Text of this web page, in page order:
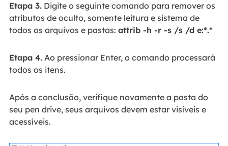
Etapa 3.Digite o seguinte comando para remover os
atributos de oculto, somente leitura e sistema de
todos os arquivos e pastas: attrib -h -r -s /s /d e:*.*
Etapa 4.Ao pressionar Enter, o comando processará
todos os itens.
Após a conclusão, verifique novamente a pasta do
seu pen drive, seus arquivos devem estar visíveis e
acessíveis.